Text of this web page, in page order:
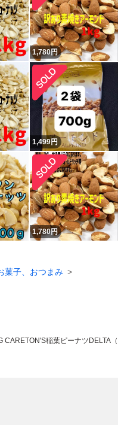
1,780円
1,499円
1,780円
菓子、おつまみ
CARETON'S稲葉ピーナツ DELTA